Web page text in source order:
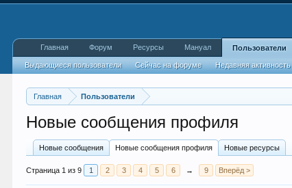
Главная Пользователи
Новые сообщения профиля
Новые сообщения Новые сообщения профиля Новые ресурсы
Страница 1 из 9 1 2 3 4 5 6 → 9 Вперёд >
Главная Форум Ресурсы Мануал Пользователи
Выдающиеся пользователи Сейчас на форуме Недавняя активность